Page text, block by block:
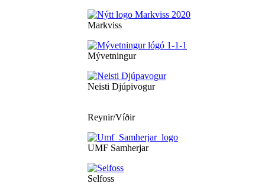
Markviss
Mývetningur
Neisti Djúpivogur
Reynir/Víðir
UMF Samherjar
Selfoss